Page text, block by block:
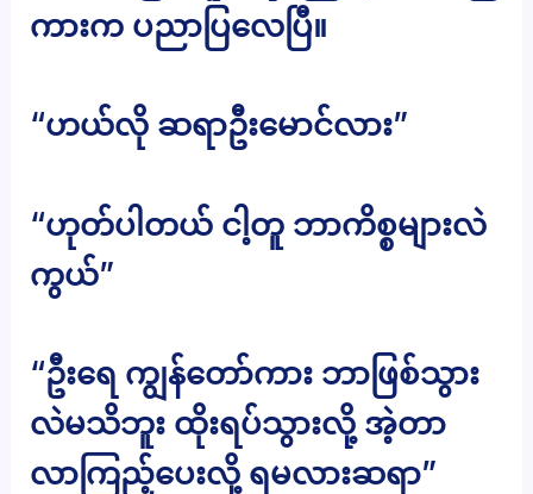
ကားက ပညာပြလေပြီ။
“ဟယ်လို ဆရာဦးမောင်လား”
“ဟုတ်ပါတယ် ငါ့တူ ဘာကိစ္စများလဲ
ကွယ်”
“ဦးရေ ကျွန်တော်ကား ဘာဖြစ်သွား
လဲမသိဘူး ထိုးရပ်သွားလို့ အဲ့တာ
လာကြည့်ပေးလို့ ရမလားဆရာ”